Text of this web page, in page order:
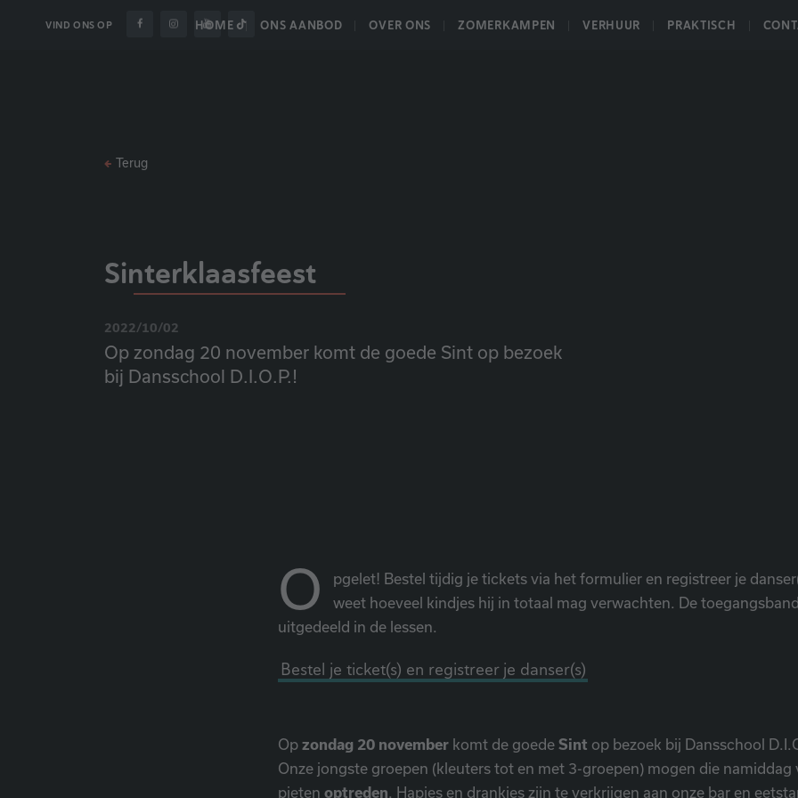
VIND ONS OP HOME ONS AANBOD OVER ONS ZOMERKAMPEN VERHUUR PRAKTISCH
Sinterklaasfeest
2022/10/02
Op zondag 20 november komt de goede Sint op bezoek
bij Dansschool D.I.O.P.!
Terug
O
pgelet! Bestel tijdig je tickets via het formulier en registreer je
weet hoeveel kindjes hij in totaal mag verwachten. De
uitgedeeld in de lessen.
Bestel je ticket(s) en registreer je danser(s)
Op zondag 20 november komt de goede Sint op bezoek bij Dansschool
Onze jongste groepen (kleuters tot en met 3-groepen) mogen die namiddag
pieten optreden. Hapjes en drankjes zijn te verkrijgen aan onze bar en